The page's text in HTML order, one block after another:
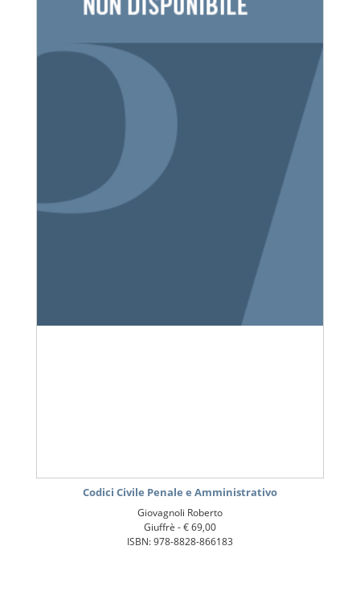
Codici Civile Penale e Amministrativo
Giovagnoli Roberto
Giuffrè -€ 69,00
ISBN: 978-8828-866183